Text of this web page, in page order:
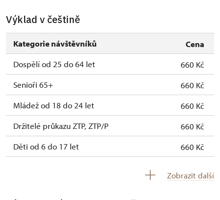
Výklad v češtině
Kategorie návštěvníků
Cena
Dospělí od 25 do 64 let
660 Kč
Senioři 65+
660 Kč
Mládež od 18 do 24 let
660 Kč
Držitelé průkazu ZTP, ZTP/P
660 Kč
Děti od 6 do 17 let
660 Kč
Zobrazit další